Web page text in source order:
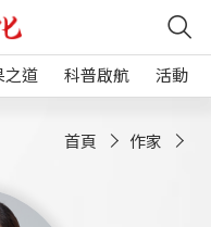
之道 科普啟航 活動
首頁 作家